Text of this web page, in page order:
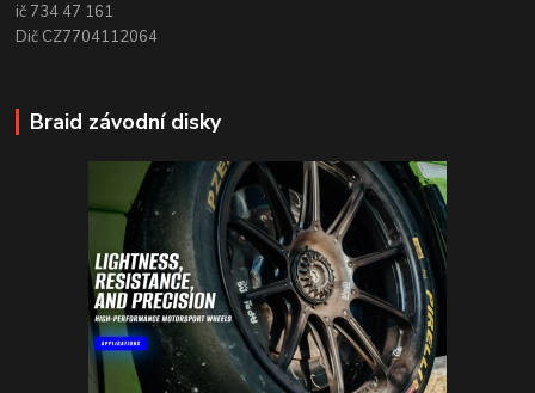
ič 734 47 161
Dič CZ7704112064
Braid závodní disky